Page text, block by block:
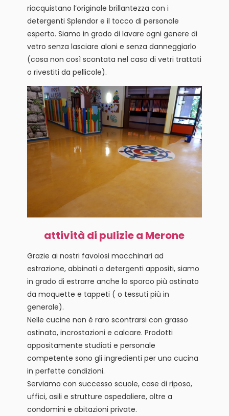
riacquistano l’originale brillantezza con i
detergenti Splendor e il tocco di personale
esperto. Siamo in grado di lavare ogni genere di
vetro senza lasciare aloni e senza danneggiarlo
(cosa non così scontata nel caso di vetri trattati
o rivestiti da pellicole).
attività di pulizie a Merone
Grazie ai nostri favolosi macchinari ad
estrazione, abbinati a detergenti appositi, siamo
in grado di estrarre anche lo sporco più ostinato
da moquette e tappeti ( o tessuti più in
generale).
Nelle cucine non è raro scontrarsi con grasso
ostinato, incrostazioni e calcare. Prodotti
appositamente studiati e personale
competente sono gli ingredienti per una cucina
in perfette condizioni.
Serviamo con successo scuole, case di riposo,
uffici, asili e strutture ospedaliere, oltre a
condomini e abitazioni private.